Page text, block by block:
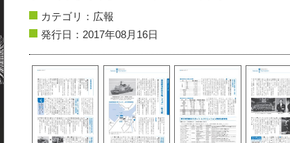
カテゴリ： 広報
発行日：2017年08月16日